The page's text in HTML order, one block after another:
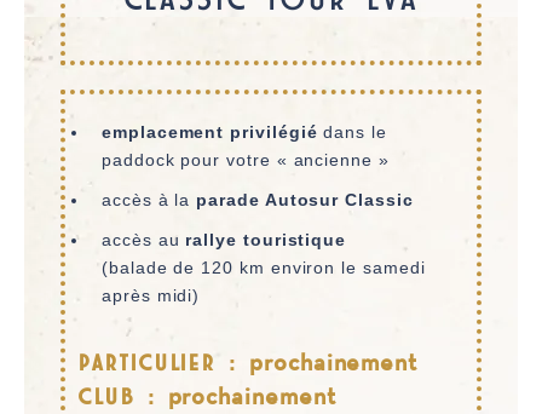
emplacement privilégié dans le
paddock pour votre « ancienne »
accès à la parade Autosur Classic
accès au rallye touristique
(balade de 120 km environ le samedi
après midi)
PARTICULIER : prochainement
CLUB : prochainement